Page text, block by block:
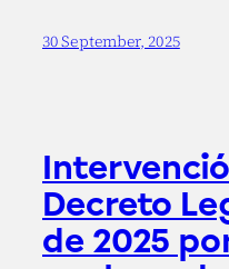
30 September, 2025
Decreto
de 2025